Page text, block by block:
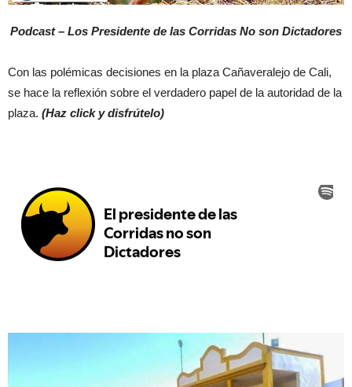
Podcast – Los Presidente de las Corridas No son Dictadores
Con las polémicas decisiones en la plaza Cañaveralejo de Cali,
se hace la reflexión sobre el verdadero papel de la autoridad de la
plaza. (Haz click y disfrútelo)